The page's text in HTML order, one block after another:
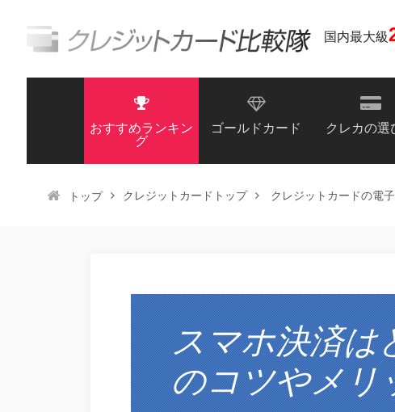
国内最大級
おすすめランキン
グ
ゴールドカード クレカの選
トップ クレジットカードトップ クレジットカードの電
スマホ決済は
のコツやメリ